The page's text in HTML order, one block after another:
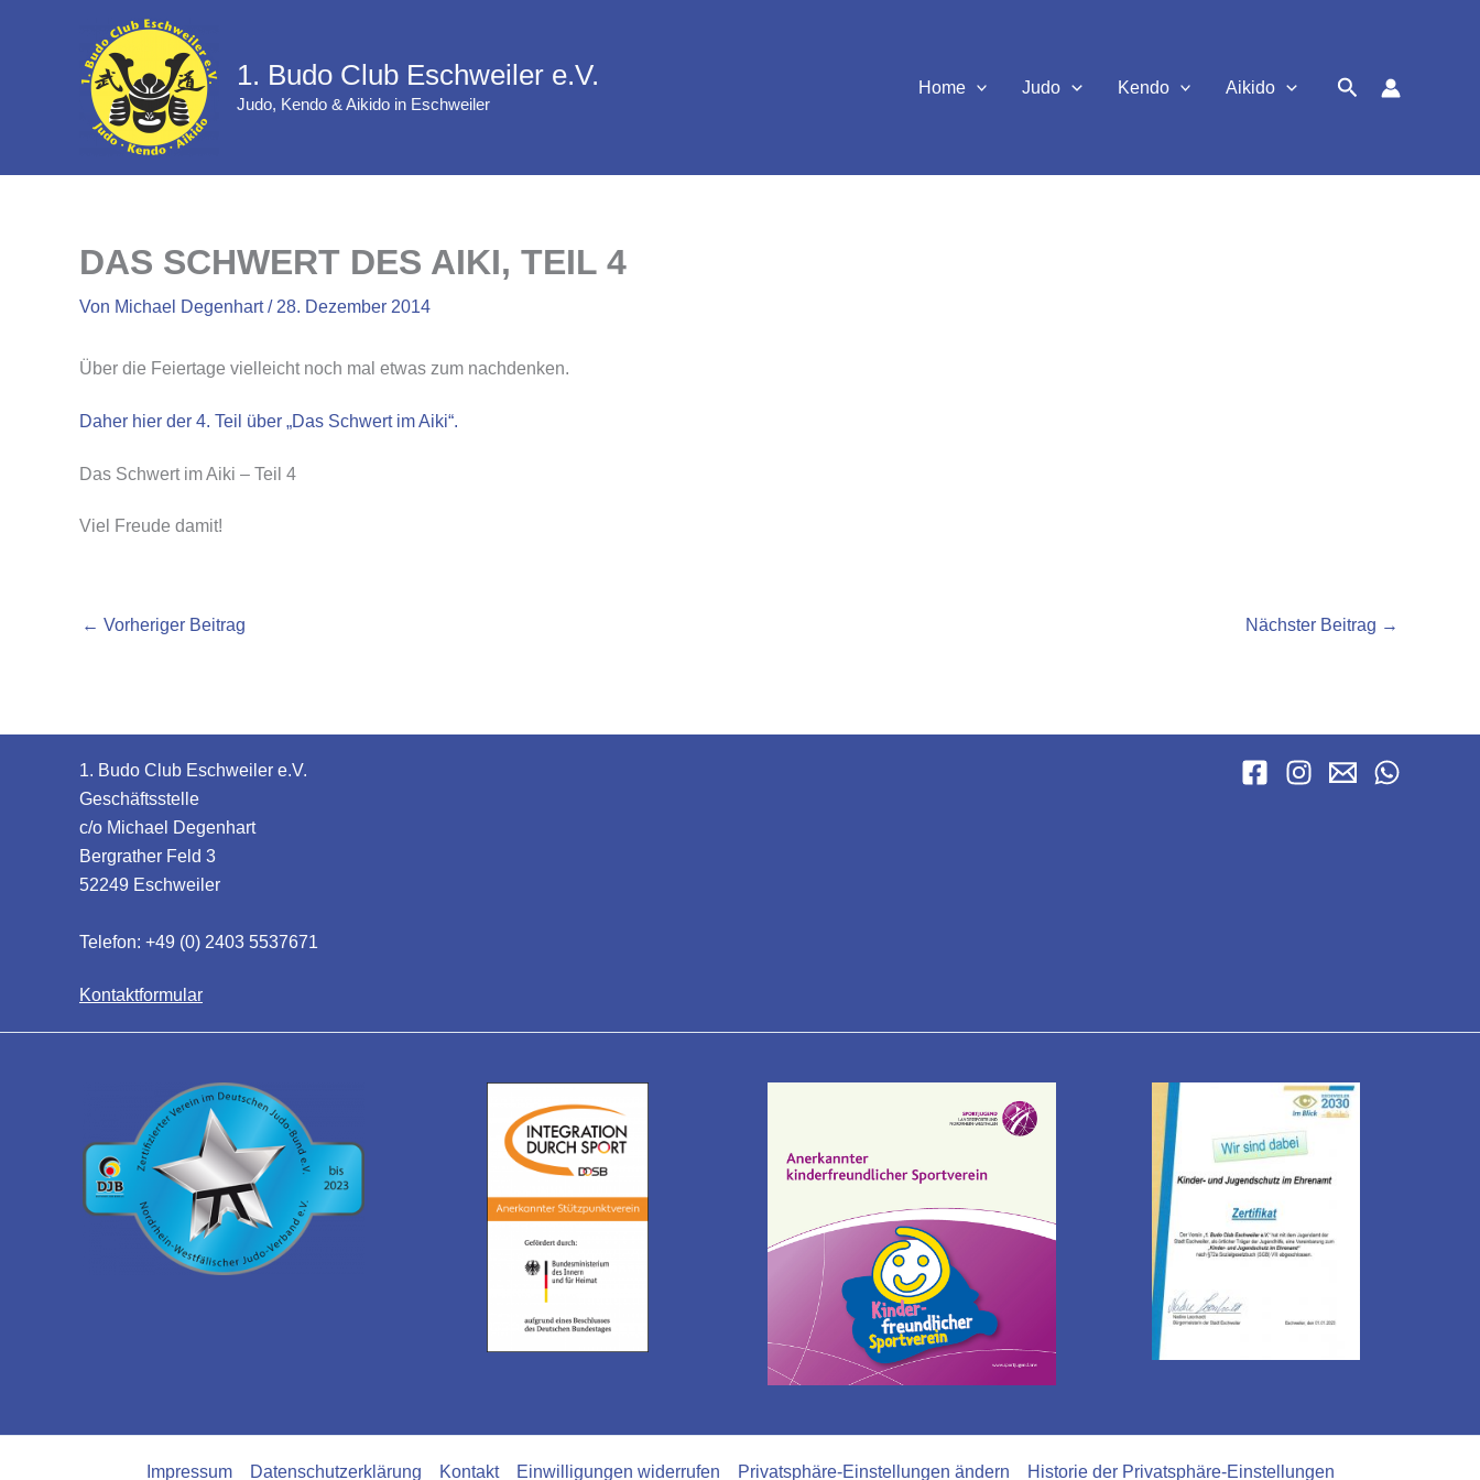
1. Budo Club Eschweiler e.V.
Judo, Kendo & Aikido in Eschweiler
Home Judo Kendo Aikido Suchen
DAS SCHWERT DES AIKI, TEIL 4
Von Michael Degenhart/ 28. Dezember 2014
Über die Feiertage vielleicht noch mal etwas zum nachdenken.
Daher hier der 4. Teil über „Das Schwert im Aiki“.
Das Schwert im Aiki – Teil 4
Viel Freude damit!
← Vorheriger Beitrag Nächster Beitrag →
1. Budo Club Eschweiler e.V.
Geschäftsstelle
c/o Michael Degenhart
Bergrather Feld 3
52249 Eschweiler
Telefon: +49 (0) 2403 5537671
Kontaktformular
Impressum Datenschutzerklärung Kontakt Einwilligungen widerrufen Privatsphäre-Einstellungen ändern Historie der Privatsphäre-Einstellungen